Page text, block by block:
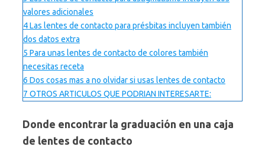
valores adicionales
4Las lentes de contacto para présbitas incluyen también
dos datos extra
5 Para unas lentes de contacto de colores también
necesitas receta
6 Dos cosas mas a no olvidar si usas lentes de contacto
7 OTROS ARTICULOS QUE PODRIAN INTERESARTE:
Donde encontrar la graduación en una caja
de lentes de contacto